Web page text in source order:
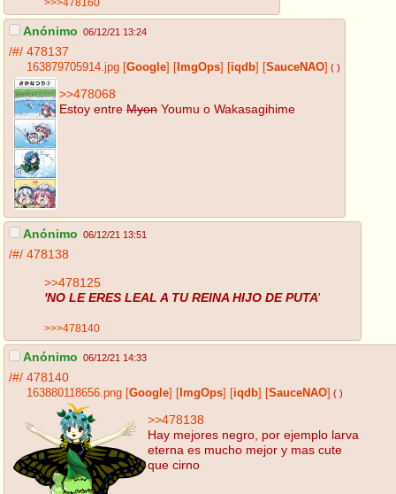
Anónimo 06/12/21 13:24
/#/ 478137
163879705914.jpg Google ImgOps iqdb SauceNAO ( )
>>478068
Estoy entre Myon Youmu o Wakasagihime
Anónimo 06/12/21 13:51
/#/ 478138
>>478125
'NO LE ERES LEAL A TU REINA HIJO DE PUTA'
>>>478140
Anónimo 06/12/21 14:33
/#/ 478140
163880118656.png Google ImgOps iqdb SauceNAO ( )
>>478138
Hay mejores negro, por ejemplo larva
eterna es mucho mejor y mas cute
que cirno